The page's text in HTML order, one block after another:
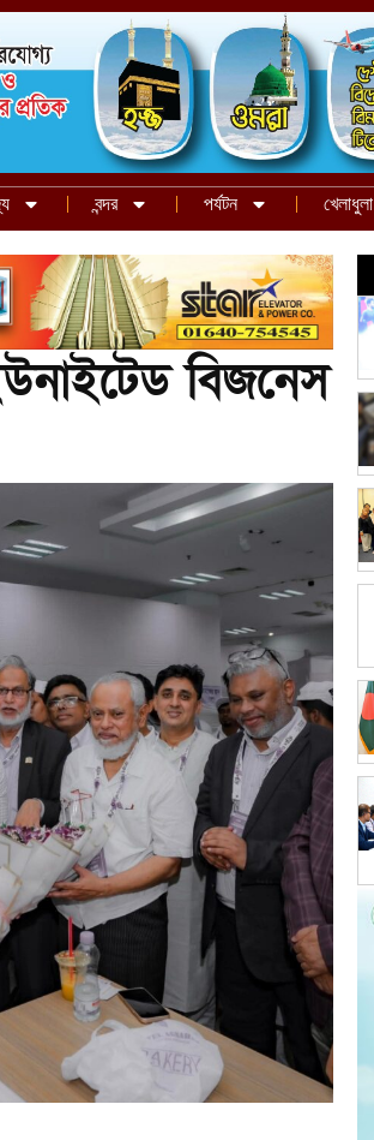
বন্দর পর্যটন খেলাধুলা
ইউনাইটেড বিজনেস